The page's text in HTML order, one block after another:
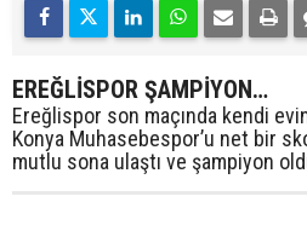
EREĞLİSPOR ŞAMPİYON…
Ereğlispor son maçında kendi
Konya Muhasebespor’u net bir
mutlu sona ulaştı ve şampiyon